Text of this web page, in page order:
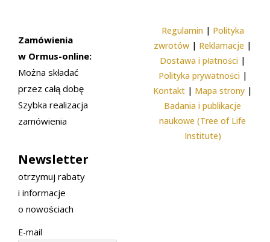
Zamówienia
w Ormus-online:
Można składać
przez całą dobę
Szybka realizacja
zamówienia
Newsletter
otrzymuj rabaty
i informacje
o nowościach
E-mail
Regulamin| Polityka
zwrotów | Reklamacje |
Dostawa i płatności |
Polityka prywatności|
Kontakt | Mapa strony |
Badania i publikacje
naukowe (Tree of Life
Institute)